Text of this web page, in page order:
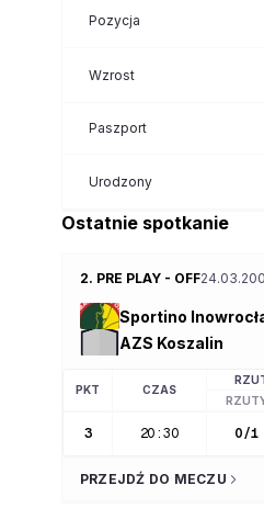
Pozycja
Wzrost
Paszport
Urodzony
Ostatnie spotkanie
2. PRE PLAY - OFF
Sportino
AZS Koszalin
PKT CZAS
3 20:30 0/1
PRZEJDŹ DO MECZU